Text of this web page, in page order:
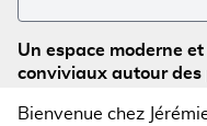
Un espace moderne
conviviaux autour des
Bienvenue chez